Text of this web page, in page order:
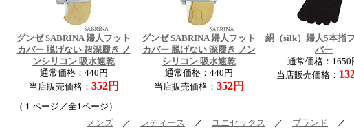
グンゼ SABRINA 婦人フット
カバー 脱げない 超深履き ノ
ンシリコン 吸水速乾
通常価格：440円
当店販売価格： 352円
グンゼ SABRINA 婦人フット
カバー 脱げない 深履き ノン
シリコン 吸水速乾
通常価格：440円
当店販売価格： 352円
絹（silk）婦人5本指
バー
通常価格：1650
当店販売価格：
（１ページ／全1ページ）
メンズ ／ レディース ／ ユニセックス ／ ブランド ／